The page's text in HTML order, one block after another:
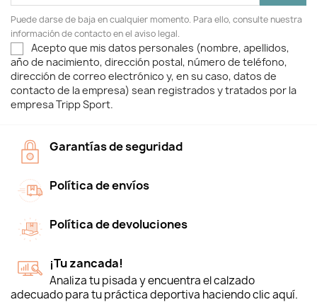
Puede darse de baja en cualquier momento. Para ello, consulte nuestra
información de contacto en el aviso legal.
Acepto que mis datos personales (nombre, apellidos,
año de nacimiento, dirección postal, número de teléfono,
dirección de correo electrónico y, en su caso, datos de
contacto de la empresa) sean registrados y tratados por la
empresa Tripp Sport.
Garantías de seguridad
Política de envíos
Política de devoluciones
¡Tu zancada!
Analiza tu pisada y encuentra el calzado
adecuado para tu práctica deportiva haciendo clic aquí.